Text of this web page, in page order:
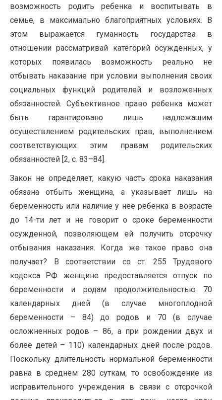
возможность родить ребенка и воспитывать в
семье, в максимально благоприятных условиях. В
этом выражается гуманность государства в
отношении рассматривай категорий осужденных, у
которых появилась возможность реально не
отбывать наказание при условии выполнения своих
социальных функций родителей и возложенных
обязанностей. Субъективное право ребенка может
быть гарантировано лишь надлежащим
осуществлением родительских прав, выполнением
соответствующих этим правам родительских
обязанностей [2, с. 83–84].
Закон не определяет, какую часть срока наказания
обязана отбыть женщина, а указывает лишь на
беременность или наличие у нее ребенка в возрасте
до 14-ти лет и не говорит о сроке беременности
осужденной, позволяющем ей получить отсрочку
отбывания наказания. Когда же такое право она
получает? В соответствии со ст. 255 Трудового
кодекса РФ женщине предоставляется отпуск по
беременности и родам продолжительностью 70
календарных дней (в случае многоплодной
беременности – 84) до родов и 70 (в случае
осложненных родов – 86, а при рождении двух и
более детей – 110) календарных дней после родов.
Поскольку длительность нормальной беременности
равна в среднем 280 суткам, то освобождение из
исправительного учреждения в связи с отсрочкой